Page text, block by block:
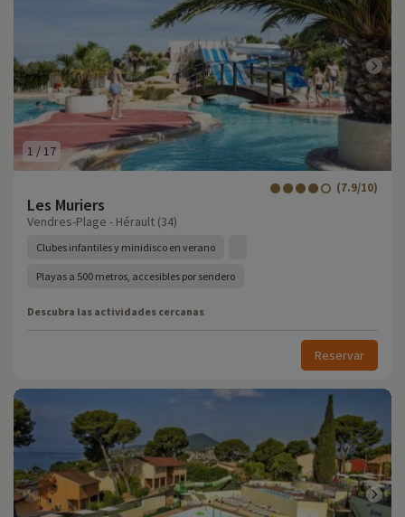
1 / 17
Les Muriers
(7.9/10)
Vendres-Plage - Hérault (34)
Clubes infantiles y minidisco en verano
Playas a 500 metros, accesibles por sendero
Descubra las actividades cercanas
Reservar